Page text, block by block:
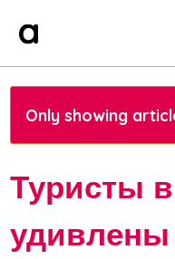
Only showing
Туристы